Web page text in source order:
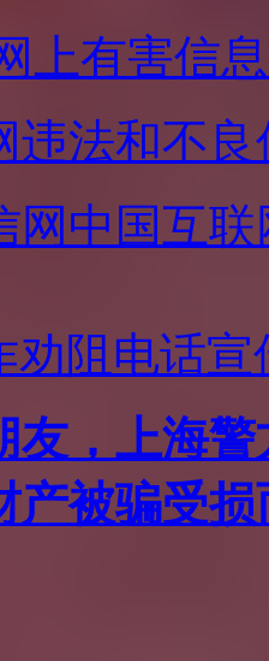
上有害信
违法和不
网 中国互
劝阻电话宣
友，上海
产被骗受